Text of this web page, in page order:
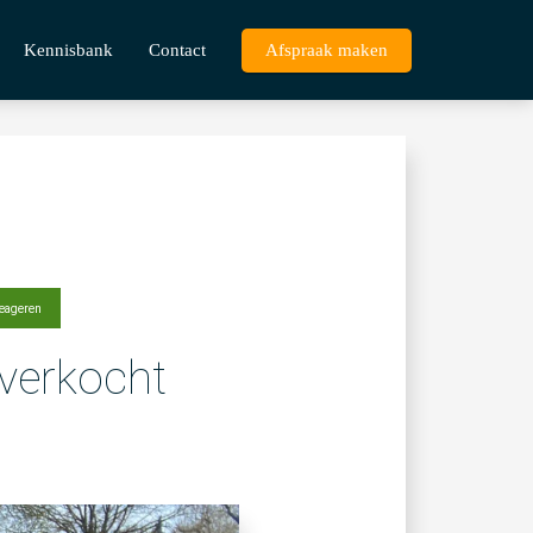
Kennisbank Contact Afspraak maken